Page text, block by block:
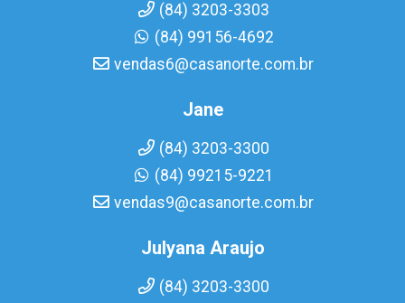
(84) 3203-3303
(84) 99156-4692
vendas6@casanorte.com.br
Jane
(84) 3203-3300
(84) 99215-9221
vendas9@casanorte.com.br
Julyana Araujo
(84) 3203-3300